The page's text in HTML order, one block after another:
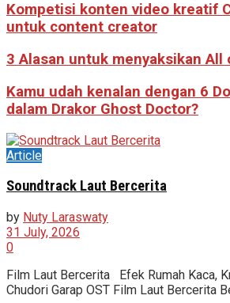
Kompetisi konten video kreatif
untuk content creator
3 Alasan untuk menyaksikan All
Kamu udah kenalan dengan 6
dalam Drakor Ghost Doctor?
Article
Soundtrack Laut Bercerita
by Nuty Laraswaty
31 July, 2026
0
Film Laut Bercerita Efek Rumah Kaca,
Chudori Garap OST Film Laut Bercerita